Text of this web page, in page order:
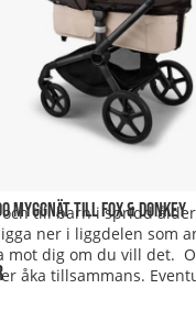
ett och samma
använda sin
och sittdelen
sittdel och där av är
hjälp av en insats.
så var
till barn i spridd
ner i liggdelen
mot dig om du vill
åka tillsammans.
MYGGNÄT TILL FOX & DONKEY